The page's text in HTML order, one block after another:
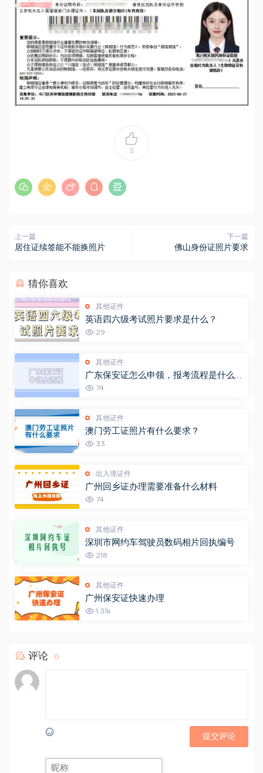
0
上一篇
居住证续签能不能换照片
下一篇
佛山身份证照片要求
猜你喜欢
其他证件
英语四六级考试照片要求是什么？
29
其他证件
广东保安证怎么申领，报考流程是什么样
的？
74
其他证件
澳门劳工证照片有什么要求？
33
出入境证件
广州回乡证办理需要准备什么材料
74
其他证件
深圳市网约车驾驶员数码相片回执编号
218
其他证件
广州保安证快速办理
1.31k
评论 0
提交评论